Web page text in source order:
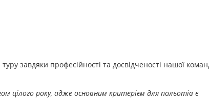
завдяки професійності та досвідченості нашої
цілого року, адже основним критерієм для польотів є